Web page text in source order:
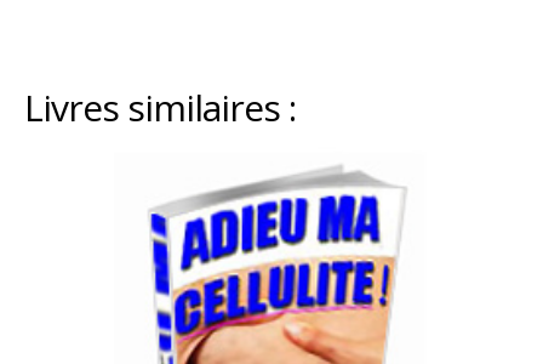
Livres similaires :